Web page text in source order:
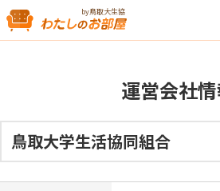
by鳥取大生協
運営会社
鳥取大学生活協同組合